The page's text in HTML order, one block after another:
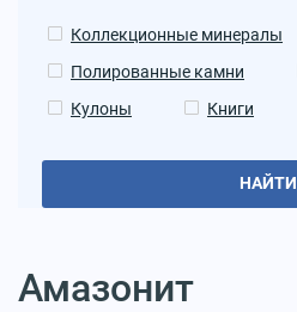
Коллекционные минералы
Полированные камни
Кулоны
Книги
НАЙТИ
Амазонит